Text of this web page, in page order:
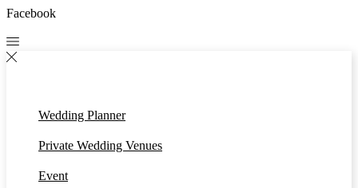
Facebook
Wedding Planner
Private Wedding Venues
Event